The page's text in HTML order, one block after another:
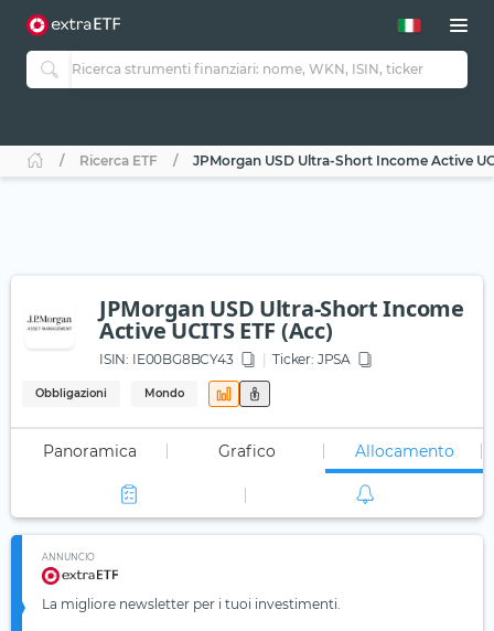
Ricerca ETF JPMorgan USD Ultra-Short Income Active
JPMorgan USD Ultra-Short Income
Active UCITS ETF (Acc)
ISIN: IE00BG8BCY43 Ticker: JPSA
Obbligazioni Mondo
Panoramica Grafico Allocamento
ANNUNCIO
La migliore newsletter per i tuoi investimenti.